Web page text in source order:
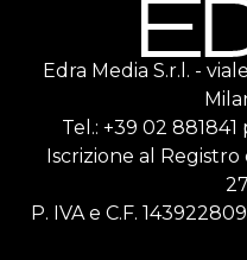
Edra Media S.r.l. -
Tel.: +39 02
Iscrizione al
P. IVA e C.F.